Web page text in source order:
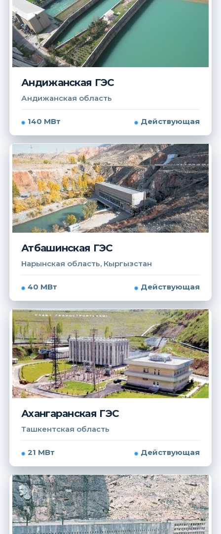
Андижанская ГЭС
Андижанская область
140 МВт Действующая
Атбашинская ГЭС
Нарынская область, Кыргызстан
40 МВт Действующая
Ахангаранская ГЭС
Ташкентская область
21 МВт Действующая